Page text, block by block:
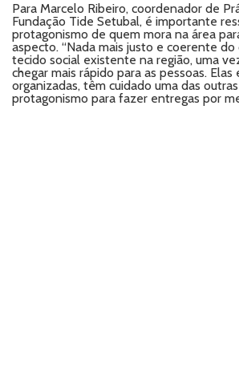
Para Marcelo Ribeiro, coordenador de
Fundação Tide Setubal, é importante
protagonismo de quem mora na área
aspecto. “Nada mais justo e coerente
tecido social existente na região, uma
chegar mais rápido para as pessoas.
organizadas, têm cuidado uma das
protagonismo para fazer entregas por